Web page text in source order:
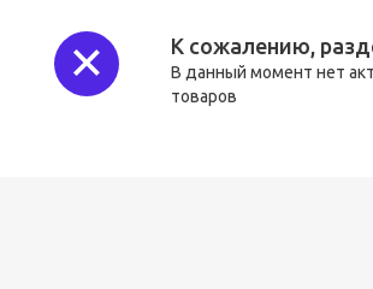
К сожалению,
В данный момент нет
товаров